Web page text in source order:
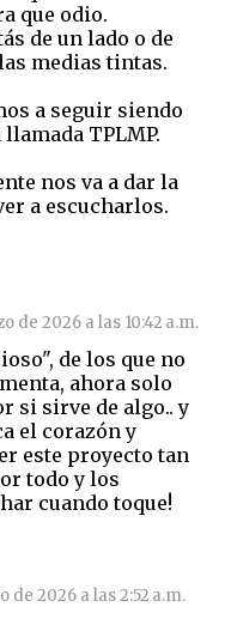
que odio.
de un lado o de
medias tintas.
a seguir siendo
TPLMP.
nos va a dar la
a escucharlos.
de 2026 a las 10:42 a.m.
de los que no
ahora solo
si sirve de algo.. y
el corazón y
este proyecto tan
todo y los
cuando toque!
de 2026 a las 2:52 a.m.